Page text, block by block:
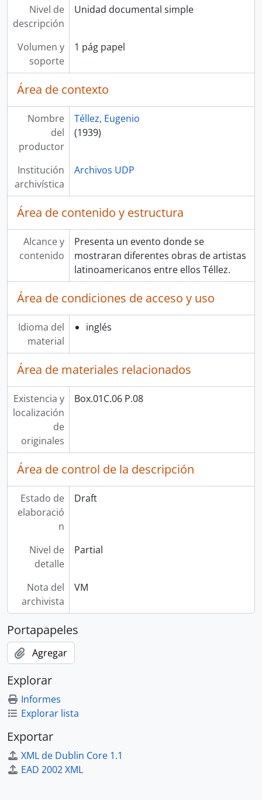
Nivel de
descripción
Unidad documental simple
Volumen y
soporte
1 pág papel
Área de contexto
Nombre
del
productor
Téllez, Eugenio
(1939)
Institución
archivística
Archivos UDP
Área de contenido y estructura
Alcance y
contenido
Presenta un evento donde se
mostraran diferentes obras de artistas
latinoamericanos entre ellos Téllez.
Área de condiciones de acceso y uso
Idioma del
material
inglés
Área de materiales relacionados
Existencia y
localización
de
originales
Box.01C.06 P.08
Área de control de la descripción
Estado de
elaboració
n
Draft
Nivel de
detalle
Partial
Nota del
archivista
VM
Portapapeles
Agregar
Explorar
Informes
Explorar lista
Exportar
XML de Dublin Core 1.1
EAD 2002 XML